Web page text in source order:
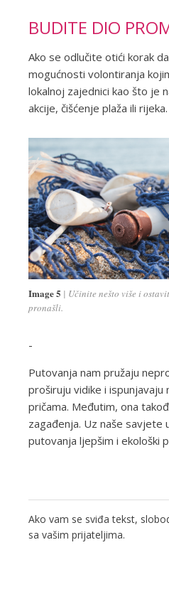
BUDITE DIO
Ako se odlučite otići korak
mogućnosti volontiranja
lokalnoj zajednici kao što je
akcije, čišćenje plaža ili rijeka.
Image 5
Učinite nešto više i
pronašli.
-
Putovanja nam pružaju
proširuju vidike i
pričama. Međutim, ona
zagađenja. Uz naše savjete
putovanja ljepšim i ekološki
Ako vam se sviđa tekst,
sa vašim prijateljima.